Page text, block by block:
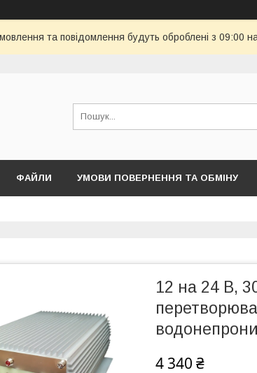
та повідомлення будуть оброблені з 09:00
ФАЙЛИ УМОВИ ПОВЕРНЕННЯ ТА ОБМІНУ
12 на 24 В,
4 340 ₴